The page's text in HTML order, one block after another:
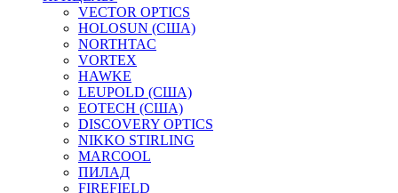
VECTOR OPTICS
HOLOSUN (США)
NORTHTAC
VORTEX
HAWKE
LEUPOLD (США)
EOTECH (США)
DISCOVERY OPTICS
NIKKO STIRLING
MARCOOL
ПИЛАД
FIREFIELD